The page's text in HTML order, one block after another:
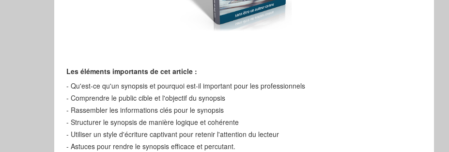
Les éléments importants de cet article :
- Qu'est-ce qu'un synopsis et pourquoi est-il important pour les professionnels
- Comprendre le public cible et l'objectif du synopsis
- Rassembler les informations clés pour le synopsis
- Structurer le synopsis de manière logique et cohérente
- Utiliser un style d'écriture captivant pour retenir l'attention du lecteur
- Astuces pour rendre le synopsis efficace et percutant.